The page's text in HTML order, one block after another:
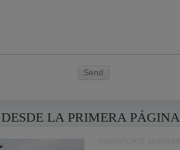
Send
DESDE LA PRIMERA PÁGINA